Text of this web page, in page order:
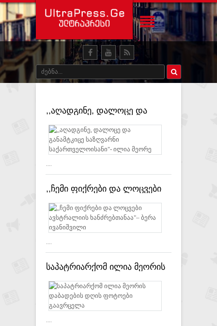
,,აღადგინე, დალოცე და
განამტკიცე საზღვარნი
საქართველოისანი"- ილია
მეორე
....
,,ჩემი ფიქრები და ლოცვები
ავსტრალიის ხანძრებთანაა"–
ბერა ივანიშვილი
....
საპატრიარქომ ილია მეორის
დაბადების დღის ფოტოები
გაავრცელა
....